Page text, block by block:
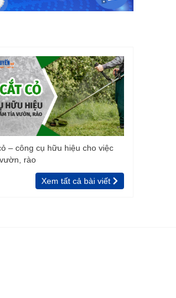
– công cụ hữu hiệu cho việc
rào
Xem tất cả bài viết